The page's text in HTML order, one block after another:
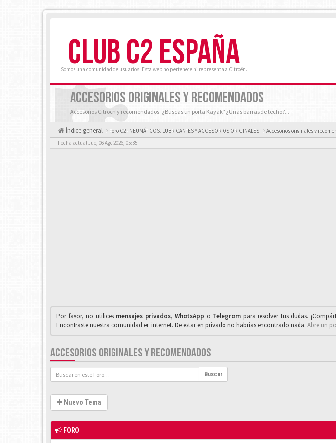
CLUB C2 ESPAÑA
Somos una comunidad de usuarios. Esta web no pertenece ni representa a Citroën.
ACCESORIOS ORIGINALES Y RECOMENDADOS
Accesorios Citroën y recomendados. ¿Buscas un porta Kayak? ¿Unas barras de techo?...
Índice general Foro C2 - NEUMÁTICOS, LUBRICANTES Y ACCESORIOS ORIGINALES. Accesorios originales y
Fecha actual Jue, 06 Ago 2026, 05:35
Por favor, no utilices mensajes privados,WhαtsApp o Telegrαm para resolver tus dudas.
Encontraste nuestra comunidad en internet. De estar en privado no habrías encontrado nada. Abre un
ACCESORIOS ORIGINALES Y RECOMENDADOS
Buscar
Nuevo Tema
FORO